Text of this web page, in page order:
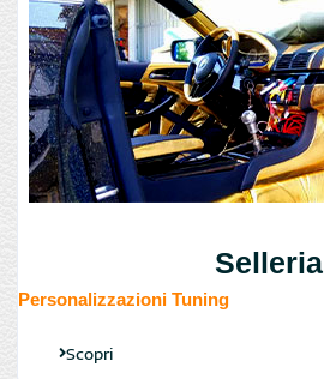
Selleria
Personalizzazioni Tuning
Scopri